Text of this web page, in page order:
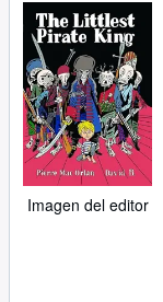
Imagen del editor